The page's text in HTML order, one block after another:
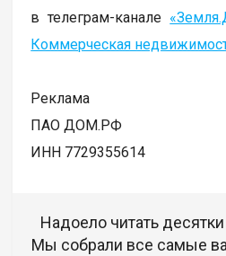
в телеграм-канале
Коммерческая
Реклама
ПАО ДОМ.РФ
ИНН 7729355614
Надоело читать
Мы собрали все самые